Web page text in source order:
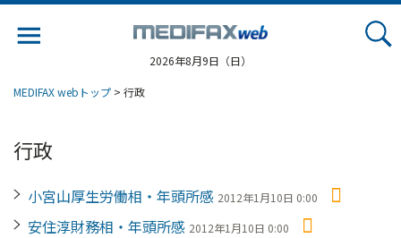
2026年8月9日（日）
MEDIFAX webトップ > 行政
行政
小宮山厚生労働相・年頭所感 2012年1月10日 0:00
安住淳財務相・年頭所感 2012年1月10日 0:00